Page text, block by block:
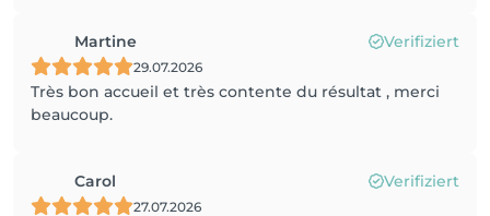
Martine Verifiziert
29.07.2026
Très bon accueil et très contente du résultat , merci
beaucoup.
Carol Verifiziert
27.07.2026